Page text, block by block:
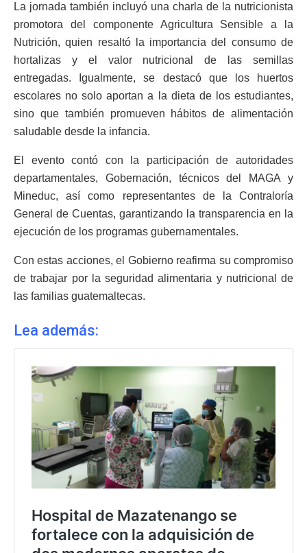
La jornada también incluyó una charla de la nutricionista
promotora del componente Agricultura Sensible a la
Nutrición, quien resaltó la importancia del consumo de
hortalizas y el valor nutricional de las semillas
entregadas. Igualmente, se destacó que los huertos
escolares no solo aportan a la dieta de los estudiantes,
sino que también promueven hábitos de alimentación
saludable desde la infancia.
El evento contó con la participación de autoridades
departamentales, Gobernación, técnicos del MAGA y
Mineduc, así como representantes de la Contraloría
General de Cuentas, garantizando la transparencia en la
ejecución de los programas gubernamentales.
Con estas acciones, el Gobierno reafirma su compromiso
de trabajar por la seguridad alimentaria y nutricional de
las familias guatemaltecas.
Lea además: